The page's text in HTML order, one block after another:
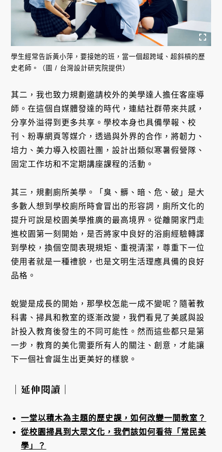
學生經常告訴黃小萍，要接她的班，當一個超跨域、超斜槓的歷
史老師。（圖 / 台灣設計研究院提供）
其二，我也致力規劃邀請校外的美學達人擔任客座導
師。在這個自媒體發達的時代，連結社群帶來共感，
分享外溢得到更多共享。學校本身也具備學報、校
刊、粉專網頁等媒介，透過與外界的合作，將韌力、
培力、美力導入校園社團，設計出類似寒暑假營隊、
固定工作坊和不定期講座課程的活動。
其三，規劃廁所美學。「臭、髒、暗、危、破」是大
多數人想到學校廁所時會冒出的形容詞，廁所文化的
提升可說是校園美學推廣的最高境界。從離開家門走
進校園第一刻開始，是否將家中良好的浴廁經驗轉譯
到學校，換個空間表現規矩、重視清潔，尊重下一位
使用者就是一種禮貌，也是文明生活理應具備的良好
品格。
蛻變是成長的開始，那學校怎能一成不變呢？隨著教
科書、掃具和教室的逐漸改變，我們看見了美感與設
計投入教育後發生的不同可能性。然而這些都只是第
一步，教育的美化需要所有人的關注、創意，才能讓
下一個社會誕生出更美好的樣貌。
｜延伸閱讀｜
一堂以積木為主題的歷史課，如何改變一間教室？
從校園掃具到大眾文化，我們該如何看待「常民美
學」？